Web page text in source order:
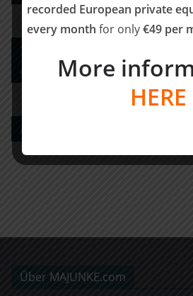
Tax Advisory Services and
Advisory
Agency for Financial Investors
Über MAJUNKE.com
recorded European private
every month for only€49 per
More
HERE